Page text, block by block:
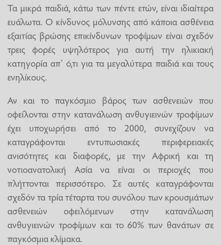
Τα μικρά παιδιά, κάτω των πέντε ετών, είναι ιδιαίτερα
ευάλωτα. Ο κίνδυνος μόλυνσης από κάποια ασθένεια
εξαιτίας βρώσης επικίνδυνων τροφίμων είναι σχεδόν
τρεις φορές υψηλότερος για αυτή την ηλικιακή
κατηγορία απ’ ό,τι για τα μεγαλύτερα παιδιά και τους
ενηλίκους.
Αν και το παγκόσμιο βάρος των ασθενειών που
οφείλονται στην κατανάλωση ανθυγιεινών τροφίμων
έχει υποχωρήσει από το 2000, συνεχίζουν να
καταγράφονται εντυπωσιακές περιφερειακές
ανισότητες και διαφορές, με την Αφρική και τη
νοτιοανατολική Ασία να είναι οι περιοχές που
πλήττονται περισσότερο. Σε αυτές καταγράφονται
σχεδόν τα τρία τέταρτα του συνόλου των κρουσμάτων
ασθενειών οφειλόμενων στην κατανάλωση
ανθυγιεινών τροφίμων και το 60% των θανάτων σε
παγκόσμια κλίμακα.